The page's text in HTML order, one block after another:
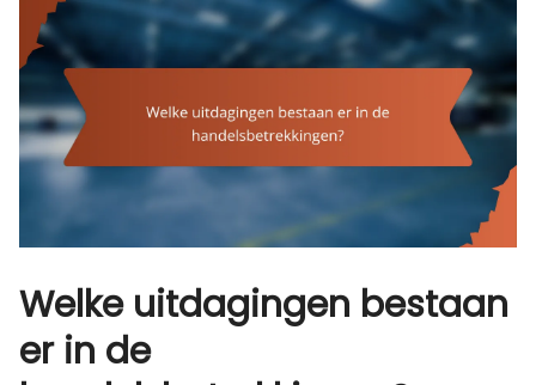
Welke uitdagingen bestaan
er in de